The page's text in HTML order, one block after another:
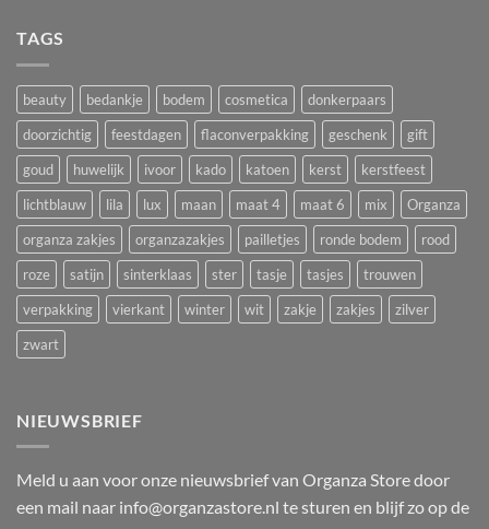
lint
voor
Koningsdag
TAGS
beauty bedankje bodem cosmetica
donkerpaars
doorzichtig
feestdagen flaconverpakking geschenk
gift
goud
huwelijk ivoor kado katoen kerst
kerstfeest
lichtblauw
lila lux maan maat 4 maat 6 mix
Organza
organza zakjes
organzazakjes pailletjes ronde bodem
rood
roze
satijn sinterklaas ster tasje tasjes
trouwen
verpakking
vierkant winter wit zakje zakjes
zilver
zwart
NIEUWSBRIEF
Meld u aan voor onze nieuwsbrief van Organza Store door
een mail naar info@organzastore.nl te sturen en blijf zo op de